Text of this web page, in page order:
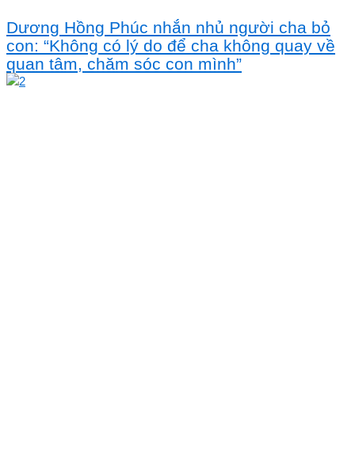
Dương Hồng Phúc nhắn nhủ người cha bỏ
con: “Không có lý do để cha không quay về
quan tâm, chăm sóc con mình”